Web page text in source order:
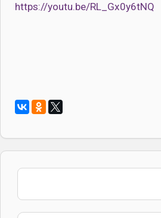
https://youtu.be/RL_Gx0y6tNQ
Поиск